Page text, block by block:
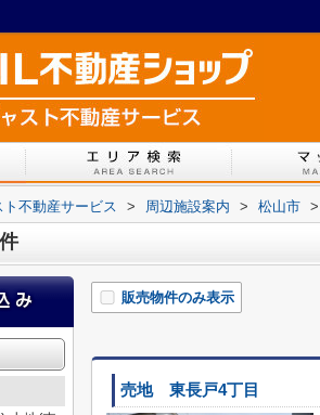
不動産サービス > 周辺施設案内 > 松山市 >
販売物件のみ表示
売地 東長戸4丁目